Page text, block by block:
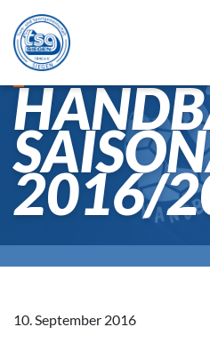
2016/
10. September 2016